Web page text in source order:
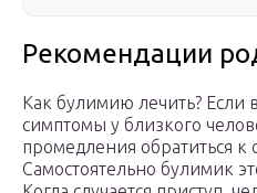
Рекомендации
Как булимию лечить?
симптомы у близкого
промедления обратиться к
Самостоятельно булимик